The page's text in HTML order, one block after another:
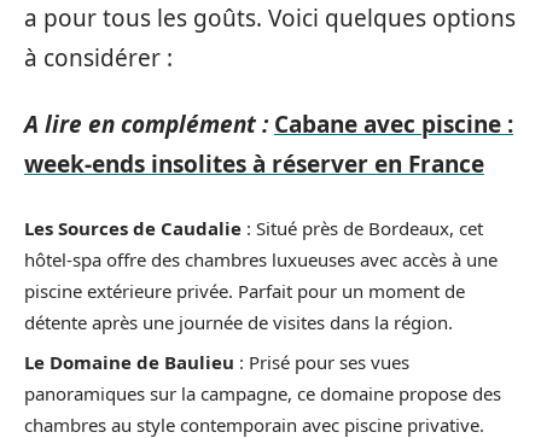
a pour tous les goûts. Voici quelques options
à considérer :
A lire en complément : Cabane avec piscine :
week-ends insolites à réserver en France
Les Sources de Caudalie : Situé près de Bordeaux, cet
hôtel-spa offre des chambres luxueuses avec accès à une
piscine extérieure privée. Parfait pour un moment de
détente après une journée de visites dans la région.
Le Domaine de Baulieu : Prisé pour ses vues
panoramiques sur la campagne, ce domaine propose des
chambres au style contemporain avec piscine privative.